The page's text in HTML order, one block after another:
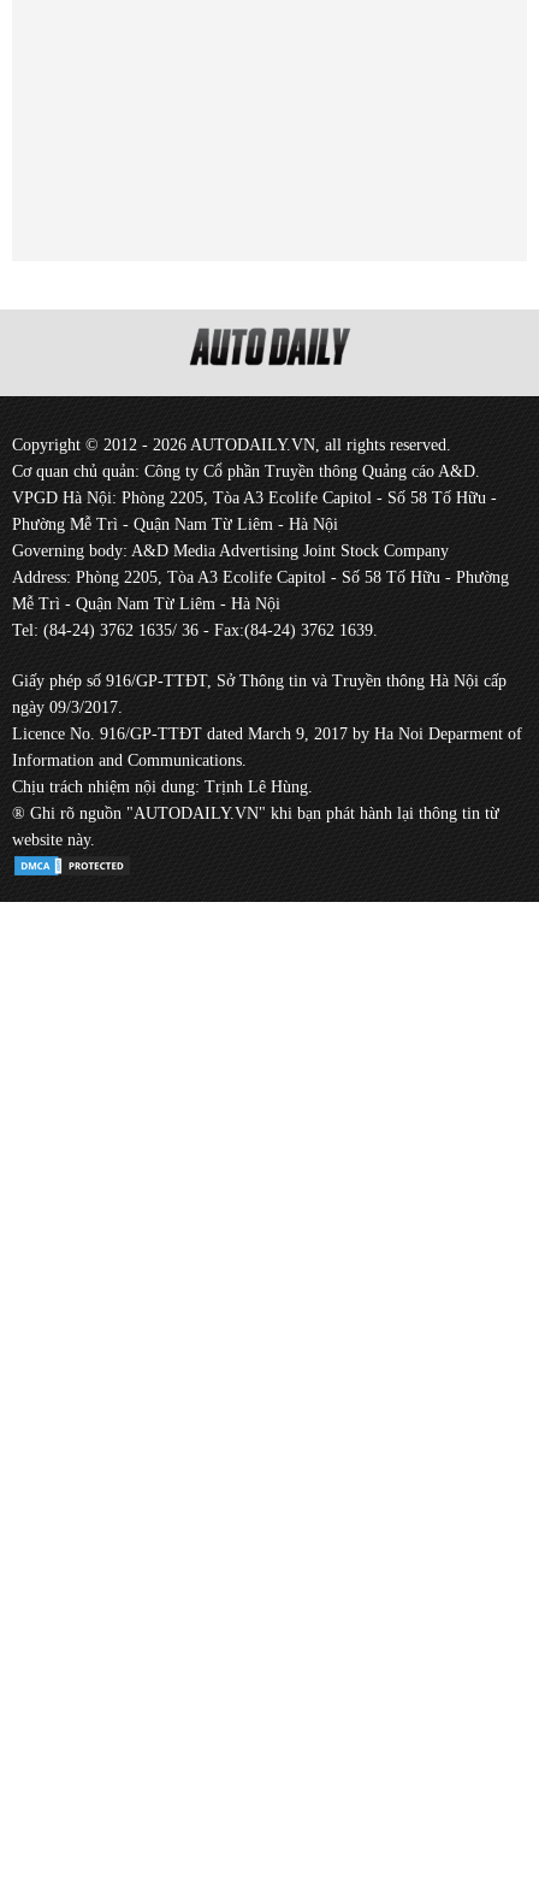
Copyright © 2012 - 2026 AUTODAILY.VN, all rights reserved.
Cơ quan chủ quản: Công ty Cổ phần Truyền thông Quảng cáo A&D.
VPGD Hà Nội: Phòng 2205, Tòa A3 Ecolife Capitol - Số 58 Tố Hữu -
Phường Mễ Trì - Quận Nam Từ Liêm - Hà Nội
Governing body: A&D Media Advertising Joint Stock Company
Address: Phòng 2205, Tòa A3 Ecolife Capitol - Số 58 Tố Hữu - Phường
Mễ Trì - Quận Nam Từ Liêm - Hà Nội
Tel: (84-24) 3762 1635/ 36 - Fax:(84-24) 3762 1639.
Giấy phép số 916/GP-TTĐT, Sở Thông tin và Truyền thông Hà Nội cấp
ngày 09/3/2017.
Licence No. 916/GP-TTĐT dated March 9, 2017 by Ha Noi Deparment of
Information and Communications.
Chịu trách nhiệm nội dung: Trịnh Lê Hùng.
® Ghi rõ nguồn "AUTODAILY.VN" khi bạn phát hành lại thông tin từ
website này.